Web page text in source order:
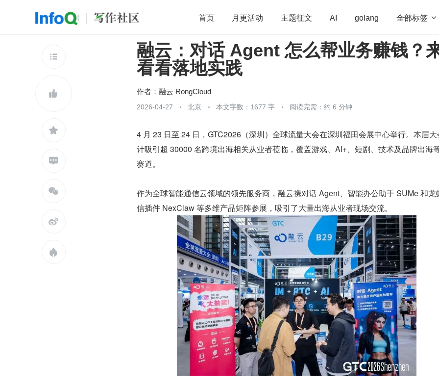
首页 月更活动 主题征文 AI golang 全部标签 
开源 架构 OpenHarmony 算法 学习方法 Web3.0 高
团队管理 程序员
查看更多







融云：对话 Agent 怎么帮业务赚钱？
看看落地实践
作者： 融云 RongCloud
2026-04-27 北京 本文字数：1677 字 阅读完需：约 6 分钟
4 月 23 日至 24 日，GTC2026（深圳）全球流量大会在深圳福田会展中心举行。本届
计吸引超 30000 名跨境出海相关从业者莅临，覆盖游戏、AI+、短剧、技术及品牌出海
赛道。
作为全球智能通信云领域的领先服务商，融云携对话 Agent、智能办公助手 SUMe 和龙
信插件 NexClaw 等多维产品矩阵参展，吸引了大量出海从业者现场交流。